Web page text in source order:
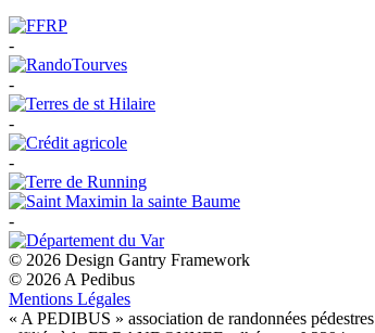
-
-
-
-
-
© 2026 Design Gantry Framework
© 2026 A Pedibus
Mentions Légales
« A PEDIBUS » association de randonnées pédestres